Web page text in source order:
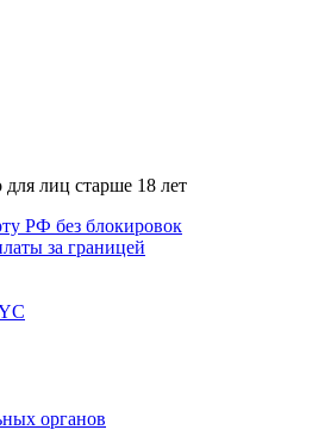
для лиц старше 18 лет
РФ без блокировок
за границей
органов